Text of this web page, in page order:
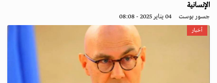
الإنسانية
جسور بوست 04 يناير 2025 - 08:08
أخبار